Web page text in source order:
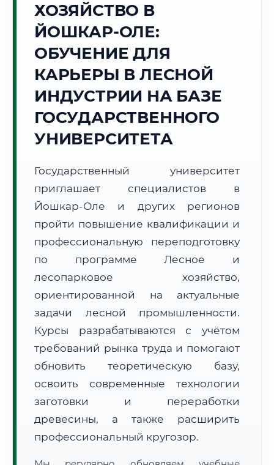
Точное местное время:
02:03:04
Пятница, 7 Августа
2026 г.
🌅 Восход:04:01 🌇 Закат:19:47
Световой день:15 ч. 46 мин.
Субъект:
Республика Марий Эл
Тел. код:
+7 (8362)
Почтовые индексы:
424000–424999
Часовой пояс:
🗺️ Зона обслуживания: г. Йошкар-Ола
Расчет логистики оригиналов:
• Маршрут транзита:
~2 171 км
• Экспресс-доставка СДЭК / Почтой: 3–5 рабочих дней
ХОЗЯЙСТВО В
ЙОШКАР-ОЛЕ:
ОБУЧЕНИЕ ДЛЯ
КАРЬЕРЫ В ЛЕСНОЙ
ИНДУСТРИИ НА БАЗЕ
ГОСУДАРСТВЕННОГО
УНИВЕРСИТЕТА
Государственный университет
приглашает специалистов в
Йошкар-Оле и других регионов
пройти повышение квалификации и
профессиональную переподготовку
по программе Лесное и
лесопарковое хозяйство,
ориентированной на актуальные
задачи лесной промышленности.
Курсы разрабатываются с учётом
требований рынка труда и помогают
обновить теоретическую базу,
освоить современные технологии
заготовки и переработки
древесины, а также расширить
профессиональный кругозор.